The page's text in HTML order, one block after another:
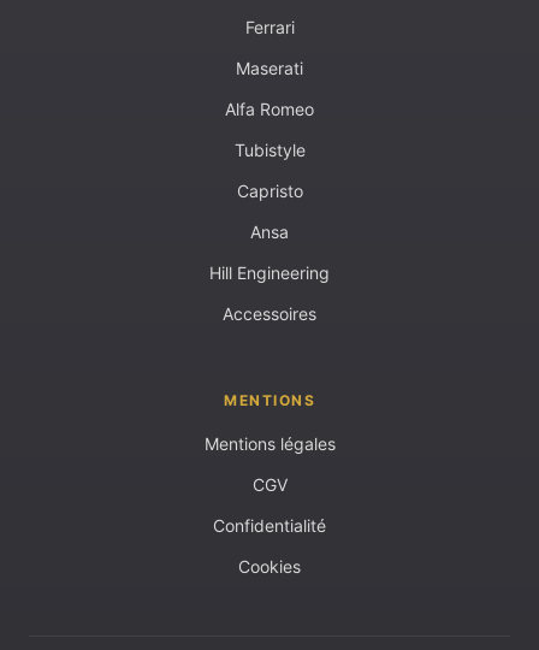
Ferrari
Maserati
Alfa Romeo
Tubistyle
Capristo
Ansa
Hill Engineering
Accessoires
MENTIONS
Mentions légales
CGV
Confidentialité
Cookies